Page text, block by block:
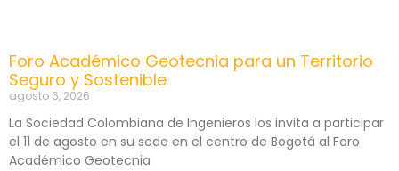
Foro Académico Geotecnia para un Territorio
Seguro y Sostenible
agosto 6, 2026
La Sociedad Colombiana de Ingenieros los invita a participar
el 11 de agosto en su sede en el centro de Bogotá al Foro
Académico Geotecnia